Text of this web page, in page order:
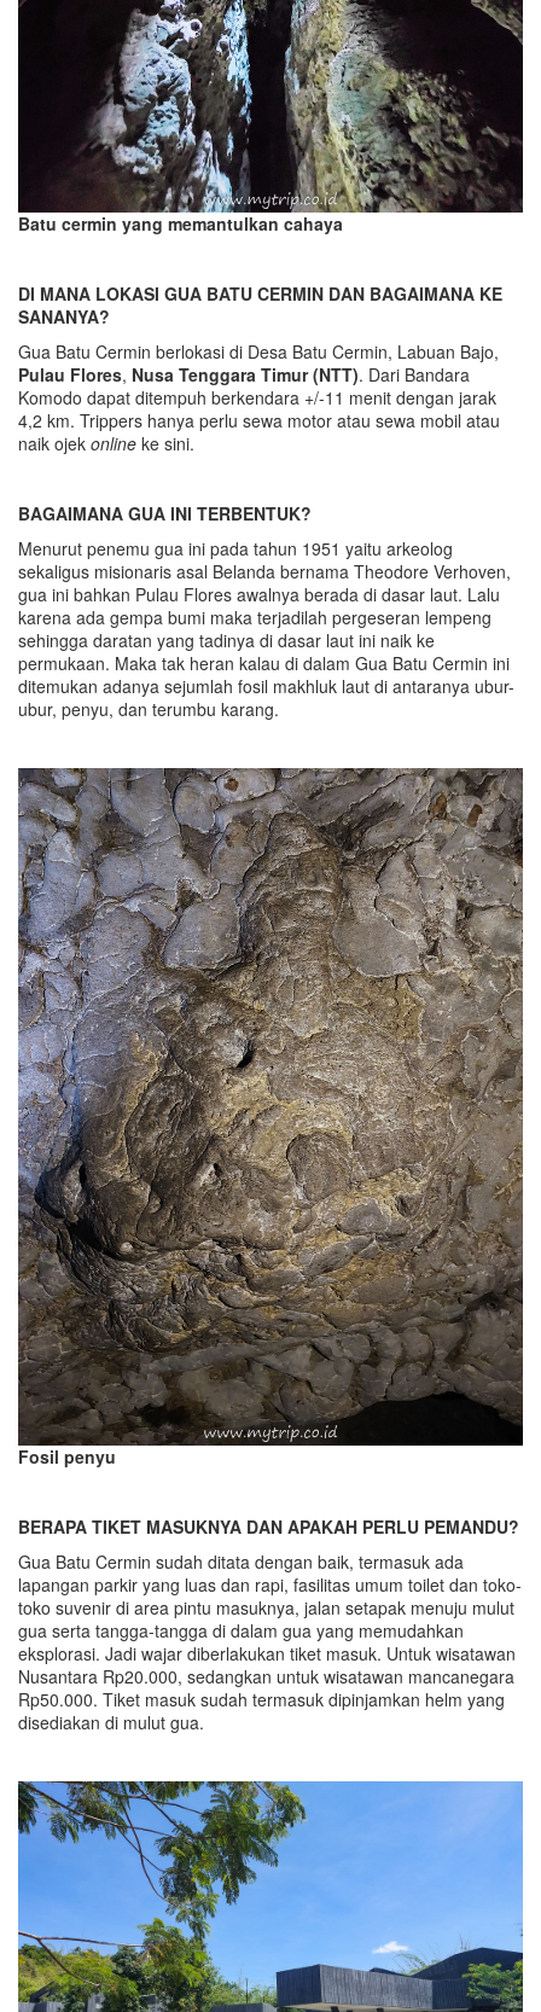
Batu cermin yang memantulkan cahaya
DI MANA LOKASI GUA BATU CERMIN DAN BAGAIMANA KE
SANANYA?
Gua Batu Cermin berlokasi di Desa Batu Cermin, Labuan Bajo,
Pulau Flores, Nusa Tenggara Timur (NTT). Dari Bandara
Komodo dapat ditempuh berkendara +/-11 menit dengan jarak
4,2 km. Trippers hanya perlu sewa motor atau sewa mobil atau
naik ojek online ke sini.
BAGAIMANA GUA INI TERBENTUK?
Menurut penemu gua ini pada tahun 1951 yaitu arkeolog
sekaligus misionaris asal Belanda bernama Theodore Verhoven,
gua ini bahkan Pulau Flores awalnya berada di dasar laut. Lalu
karena ada gempa bumi maka terjadilah pergeseran lempeng
sehingga daratan yang tadinya di dasar laut ini naik ke
permukaan. Maka tak heran kalau di dalam Gua Batu Cermin ini
ditemukan adanya sejumlah fosil makhluk laut di antaranya ubur-
ubur, penyu, dan terumbu karang.
Fosil penyu
BERAPA TIKET MASUKNYA DAN APAKAH PERLU PEMANDU?
Gua Batu Cermin sudah ditata dengan baik, termasuk ada
lapangan parkir yang luas dan rapi, fasilitas umum toilet dan toko-
toko suvenir di area pintu masuknya, jalan setapak menuju mulut
gua serta tangga-tangga di dalam gua yang memudahkan
eksplorasi. Jadi wajar diberlakukan tiket masuk. Untuk wisatawan
Nusantara Rp20.000, sedangkan untuk wisatawan mancanegara
Rp50.000. Tiket masuk sudah termasuk dipinjamkan helm yang
disediakan di mulut gua.